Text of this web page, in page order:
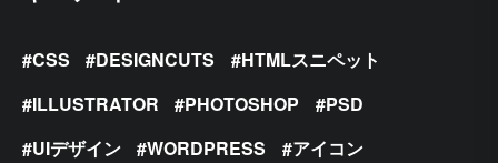
CSS DESIGNCUTS
HTMLスニペット
ILLUSTRATOR
PHOTOSHOP
PSD
UIデザイン
WORDPRESS
アイコン